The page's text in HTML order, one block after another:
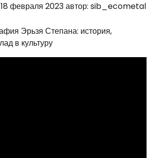
18 февраля 2023автор: sib_ecometal